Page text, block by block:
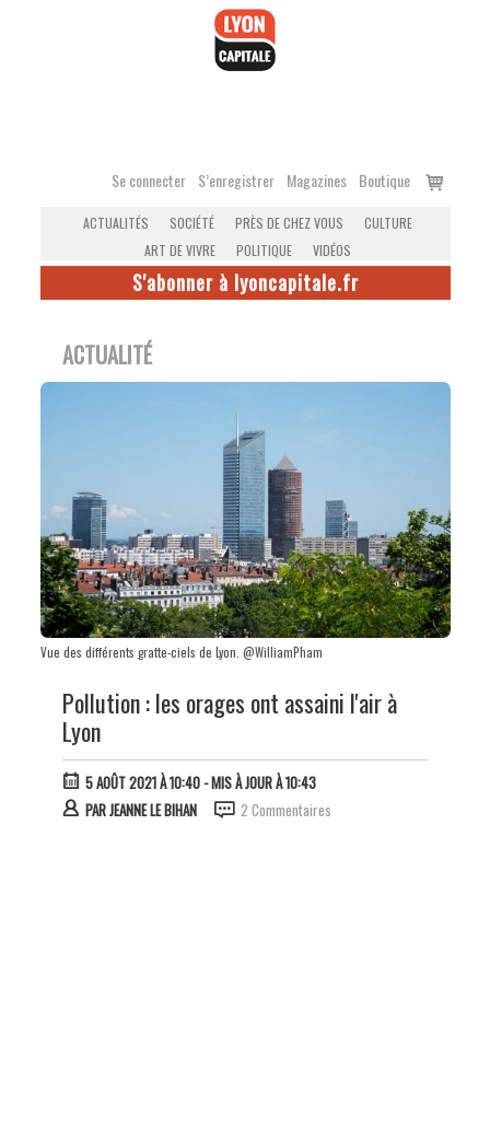
Se connecter S’enregistrer Magazines Boutique
Voir
ACTUALITÉS SOCIÉTÉ PRÈS DE CHEZ VOUS
CULTURE
ART DE VIVRE
POLITIQUE VIDÉOS
S'abonner à lyoncapitale.fr
ACTUALITÉ
Vue des différents gratte-ciels de Lyon. @WilliamPham
Pollution : les orages ont assaini l'air à
Lyon
5 AOÛT 2021 À 10:40- MIS À JOUR À 10:43
PARJEANNE LE BIHAN 2 Commentaires